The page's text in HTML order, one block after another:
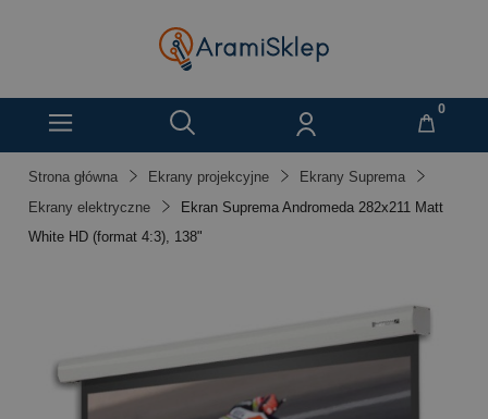
Strona główna Ekrany projekcyjne
Ekrany Suprema
Ekrany elektryczne
Ekran Suprema Andromeda 282x211 Matt
White HD (format 4:3), 138"